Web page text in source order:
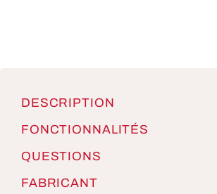
DESCRIPTION
FONCTIONNALITÉS
QUESTIONS
FABRICANT